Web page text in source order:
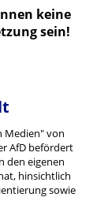
keine
sein!
Medien" von
AfD befördert
den eigenen
hinsichtlich
sowie